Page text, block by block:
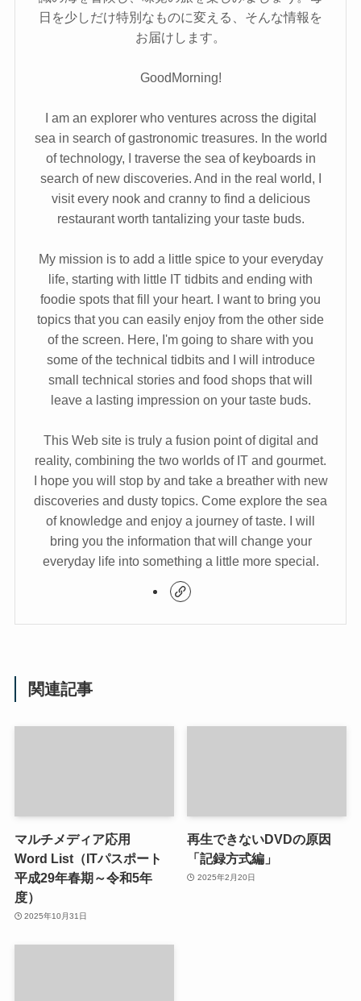
日を少しだけ特別なものに変える、そんな情報を
お届けします。
GoodMorning!
I am an explorer who ventures across the digital
sea in search of gastronomic treasures. In the world
of technology, I traverse the sea of keyboards in
search of new discoveries. And in the real world, I
visit every nook and cranny to find a delicious
restaurant worth tantalizing your taste buds.
My mission is to add a little spice to your everyday
life, starting with little IT tidbits and ending with
foodie spots that fill your heart. I want to bring you
topics that you can easily enjoy from the other side
of the screen. Here, I'm going to share with you
some of the technical tidbits and I will introduce
small technical stories and food shops that will
leave a lasting impression on your taste buds.
This Web site is truly a fusion point of digital and
reality, combining the two worlds of IT and gourmet.
I hope you will stop by and take a breather with new
discoveries and dusty topics. Come explore the sea
of knowledge and enjoy a journey of taste. I will
bring you the information that will change your
everyday life into something a little more special.
関連記事
マルチメディア応用
Word List（ITパスポート
平成29年春期～令和5年
度）
2025年10月31日
再生できないDVDの原因
「記録方式編」
2025年2月20日